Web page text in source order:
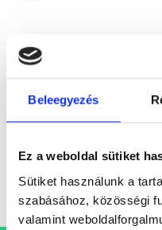
Beleegyezés
Ez a weboldal sütiket
Sütiket használunk a
szabásához, közösségi
valamint
Saját otthon
Mi áll a
podcast vendégeként
Alapkezelő
Elemzés